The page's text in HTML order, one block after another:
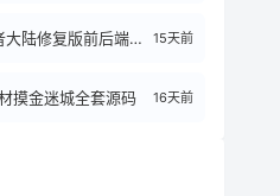
奇迹Mu勇者大陆修复版前后端源代码+Linux手工端 15天前
摸金迷城全套源码 16天前